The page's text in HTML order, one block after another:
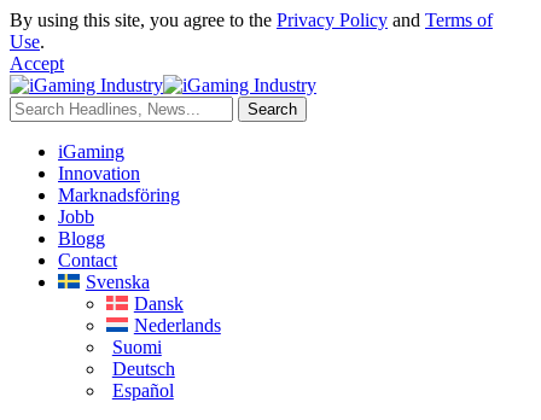
By using this site, you agree to the Privacy Policy and Terms of
Use.
Accept
iGaming
Innovation
Marknadsföring
Jobb
Blogg
Contact
Svenska
Dansk
Nederlands
Suomi
Deutsch
Español